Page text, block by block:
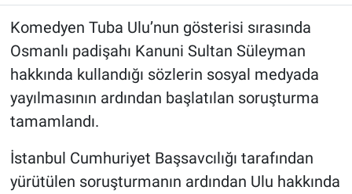
Komedyen Tuba Ulu’nun gösterisi sırasında
Osmanlı padişahı Kanuni Sultan Süleyman
hakkında kullandığı sözlerin sosyal medyada
yayılmasının ardından başlatılan soruşturma
tamamlandı.
İstanbul Cumhuriyet Başsavcılığı tarafından
yürütülen soruşturmanın ardından Ulu hakkında